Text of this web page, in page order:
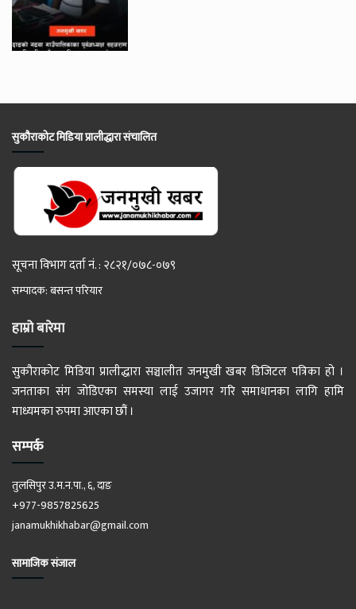
सुकौराकोट मिडिया प्रालीद्धारा संचालित
सूचना विभाग दर्ता नं. : २८२१/०७८-०७९
सम्पादक: बसन्त परियार
हाम्रो बारेमा
सुकौराकोट मिडिया प्रालीद्धारा सञ्चालीत जनमुखी खबर डिजिटल पत्रिका हो ।
जनताका संग जोडिएका समस्या लाई उजागर गरि समाधानका लागि हामि
माध्यमका रुपमा आएका छौं ।
सम्पर्क
तुलसिपुर उ.म.न.पा., ६, दाङ
+977-9857825625
janamukhikhabar@gmail.com
सामाजिक संजाल